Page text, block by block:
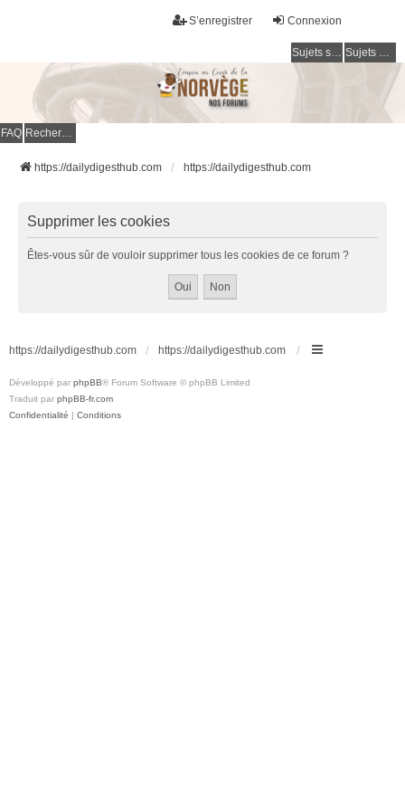
Connexion
S’enregistrer
Sujets sans réponse Sujets actifs
FAQ Rechercher
https://dailydigesthub.com https://dailydigesthub.com
Supprimer les cookies
Êtes-vous sûr de vouloir supprimer tous les cookies de ce forum ?
https://dailydigesthub.com https://dailydigesthub.com
Développé par phpBB® Forum Software © phpBB Limited
Traduit par phpBB-fr.com
Confidentialité | Conditions